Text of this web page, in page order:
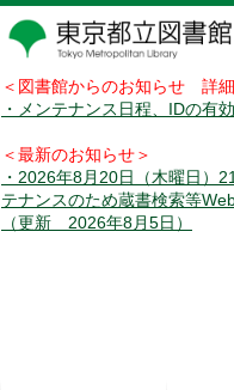
＜図書館からのお知らせ 詳
・メンテナンス日程、IDの有
＜最新のお知らせ＞
・2026年8月20日（木曜日）
テナンスのため蔵書検索等
（更新 2026年8月5日）